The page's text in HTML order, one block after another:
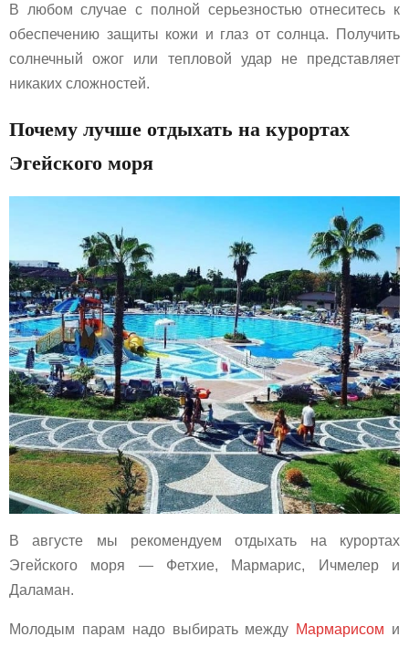
В любом случае с полной серьезностью отнеситесь к
обеспечению защиты кожи и глаз от солнца. Получить
солнечный ожог или тепловой удар не представляет
никаких сложностей.
Почему лучше отдыхать на курортах
Эгейского моря
В августе мы рекомендуем отдыхать на курортах
Эгейского моря — Фетхие, Мармарис, Ичмелер и
Даламан.
Молодым парам надо выбирать между Мармарисом и